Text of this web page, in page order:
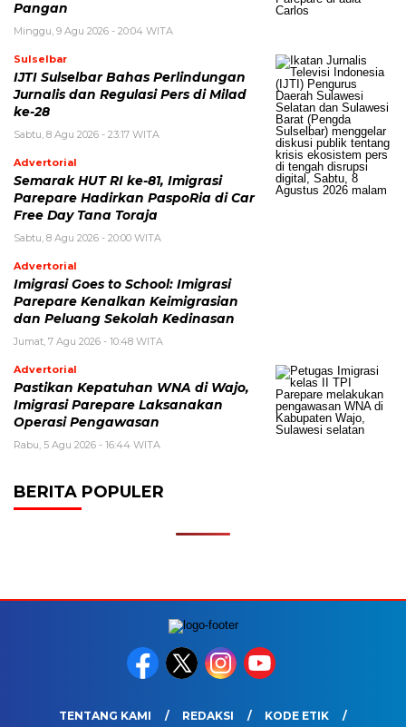
Pangan
Minggu, 9 Agu 2026 - 20:04 WITA
Sulselbar
IJTI Sulselbar Bahas Perlindungan
Jurnalis dan Regulasi Pers di Milad
ke-28
Sabtu, 8 Agu 2026 - 23:17 WITA
Advertorial
Semarak HUT RI ke-81, Imigrasi
Parepare Hadirkan PaspoRia di Car
Free Day Tana Toraja
Sabtu, 8 Agu 2026 - 20:00 WITA
Advertorial
Imigrasi Goes to School: Imigrasi
Parepare Kenalkan Keimigrasian
dan Peluang Sekolah Kedinasan
Jumat, 7 Agu 2026 - 10:48 WITA
Advertorial
Pastikan Kepatuhan WNA di Wajo,
Imigrasi Parepare Laksanakan
Operasi Pengawasan
Rabu, 5 Agu 2026 - 16:44 WITA
BERITA POPULER
TENTANG KAMI REDAKSI KODE ETIK